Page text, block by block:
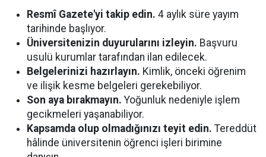
Resmî Gazete'yi takip edin. 4 aylık süre yayım
tarihinde başlıyor.
Üniversitenizin duyurularını izleyin. Başvuru
usulü kurumlar tarafından ilan edilecek.
Belgelerinizi hazırlayın. Kimlik, önceki öğrenim
ve ilişik kesme belgeleri gerekebiliyor.
Son aya bırakmayın. Yoğunluk nedeniyle işlem
gecikmeleri yaşanabiliyor.
Kapsamda olup olmadığınızı teyit edin. Tereddüt
hâlinde üniversitenin öğrenci işleri birimine